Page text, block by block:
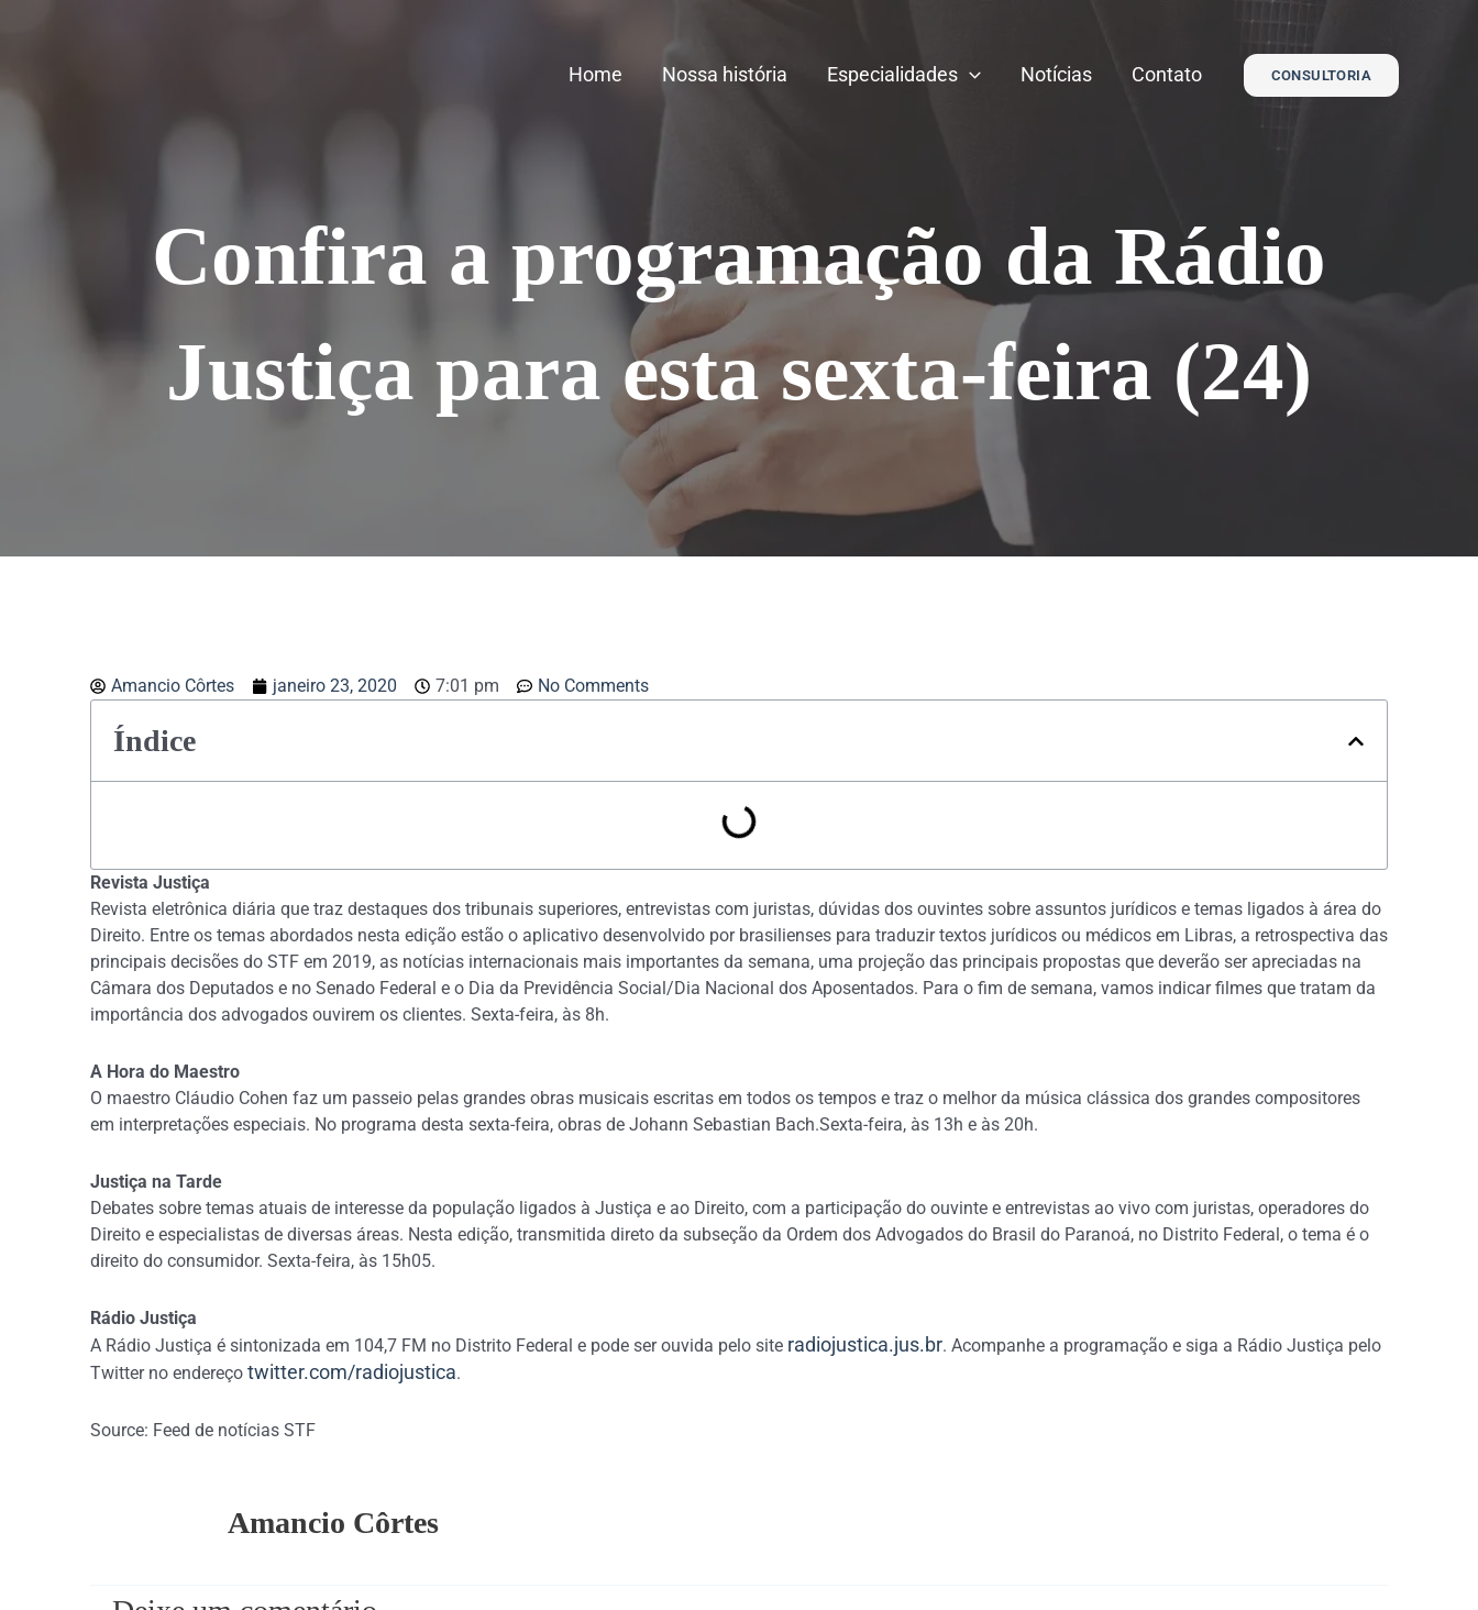
conteúdo
Home Nossa história Especialidades Notícias Contato CONSULTORIA
Confira a programação da Rádio
Justiça para esta sexta-feira (24)
Amancio Côrtes janeiro 23, 2020 7:01 pm No Comments
Índice
Revista Justiça
Revista eletrônica diária que traz destaques dos tribunais superiores, entrevistas com juristas, dúvidas dos ouvintes sobre assuntos jurídicos e temas ligados à área do
Direito. Entre os temas abordados nesta edição estão o aplicativo desenvolvido por brasilienses para traduzir textos jurídicos ou médicos em Libras, a retrospectiva das
principais decisões do STF em 2019, as notícias internacionais mais importantes da semana, uma projeção das principais propostas que deverão ser apreciadas na
Câmara dos Deputados e no Senado Federal e o Dia da Previdência Social/Dia Nacional dos Aposentados. Para o fim de semana, vamos indicar filmes que tratam da
importância dos advogados ouvirem os clientes. Sexta-feira, às 8h.
A Hora do Maestro
O maestro Cláudio Cohen faz um passeio pelas grandes obras musicais escritas em todos os tempos e traz o melhor da música clássica dos grandes compositores
em interpretações especiais. No programa desta sexta-feira, obras de Johann Sebastian Bach.Sexta-feira, às 13h e às 20h.
Justiça na Tarde
Debates sobre temas atuais de interesse da população ligados à Justiça e ao Direito, com a participação do ouvinte e entrevistas ao vivo com juristas, operadores do
Direito e especialistas de diversas áreas. Nesta edição, transmitida direto da subseção da Ordem dos Advogados do Brasil do Paranoá, no Distrito Federal, o tema é o
direito do consumidor. Sexta-feira, às 15h05.
Rádio Justiça
A Rádio Justiça é sintonizada em 104,7 FM no Distrito Federal e pode ser ouvida pelo site radiojustica.jus.br. Acompanhe a programação e siga a Rádio Justiça pelo
Twitter no endereço twitter.com/radiojustica.
Source: Feed de notícias STF
Amancio Côrtes